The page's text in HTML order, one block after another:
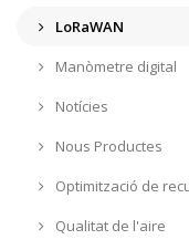
LoRaWAN
Manòmetre digital
Notícies
Nous Productes
Optimització de
Qualitat de l'aire